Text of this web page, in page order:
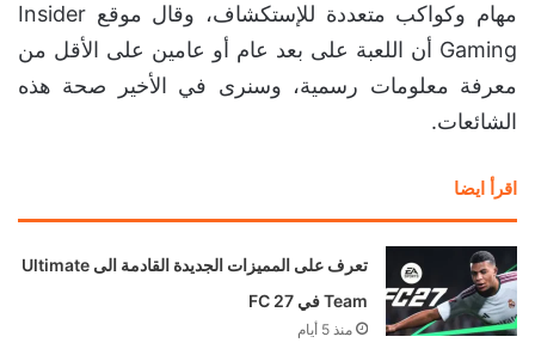
مهام وكواكب متعددة للإستكشاف، وقال موقع Insider
Gaming أن اللعبة على بعد عام أو عامين على الأقل من
معرفة معلومات رسمية، وسنرى في الأخير صحة هذه
الشائعات.
اقرأ ايضا
تعرف على المميزات الجديدة القادمة الى Ultimate
Team في FC 27
منذ 5 أيام